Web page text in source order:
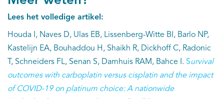
Lees het volledige artikel:
Houda I, Naves D, Ulas EB, Lissenberg-Witte BI, Barlo NP,
Kastelijn EA, Bouhaddou H, Shaikh R, Dickhoff C, Radonic
T, Schneiders FL, Senan S, Damhuis RAM, Bahce I. Survival
outcomes with carboplatin versus cisplatin and the impact
of COVID-19 on platinum choice: A nationwide